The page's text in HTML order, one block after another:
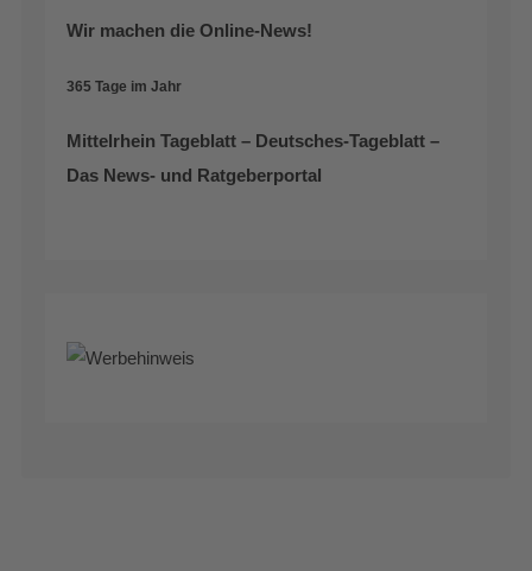
Wir machen die Online-News!
365 Tage im Jahr
Mittelrhein Tageblatt – Deutsches-Tageblatt –
Das News- und Ratgeberportal